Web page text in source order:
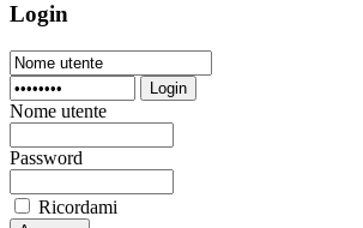
Login
Login
Nome utente
Password
Ricordami